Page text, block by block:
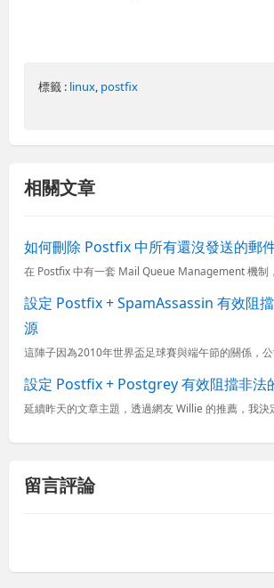
標籤 : linux postfix
相關文章
如何刪除 Postfix 中所有還沒發送的郵
設定 Postfix + SpamAssassin 有效阻
源
設定 Postfix + Postgrey 有效阻擋非法
留言評論